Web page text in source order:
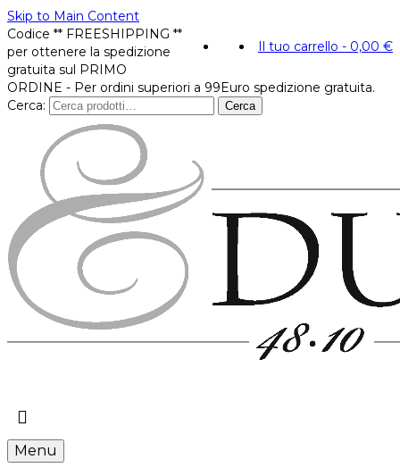
Skip to Main Content
Il tuo carrello - 0,00 €
Codice ** FREESHIPPING **
per ottenere la spedizione
gratuita sul PRIMO
ORDINE - Per ordini superiori a 99Euro spedizione gratuita.
Cerca:
Cerca
Menu